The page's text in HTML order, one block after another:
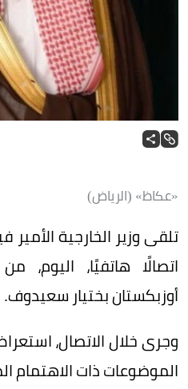
«عكاظ» (الرياض)
تلقى وزير الخارجية
اتصالًا هاتفيًا، اليوم،
أوزبكستان بختيار سعيدوف.
وجرى خلال الاتصال،
الموضوعات ذات الاهتمام